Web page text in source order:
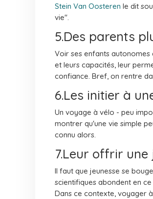
Stein Van Oosteren le dit
vie".
5.Des parents
Voir ses enfants
et leurs capacités, leur
confiance. Bref, on rentre
6.Les initier à
Un voyage à vélo - peu
montrer qu'une vie simple
connu alors.
7.Leur offrir
Il faut que jeunesse se
scientifiques abondent en
Dans ce contexte, voyager